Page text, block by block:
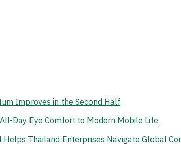
Improves in the Second Half
Day Eye Comfort to Modern Mobile Life
Thailand Enterprises Navigate Global